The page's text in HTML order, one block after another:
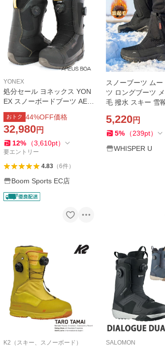
YONEX
処分セール ヨネックス YON
EX スノーボードブーツ AER
US BOA エアラス ダブルボ
ア BTARFS23 24-25 正規品
アウトレット
おトク 44%OFF価格
32,980円
12% （3,610pt）
要エントリー
4.83（6件）
Boom Sports EC店
スノーブーツ ムー
ツ ロングブーツ
毛 撥水 スキー 雪
い 冬物 ハイカット
ト
5,220円
5% （239pt）
WHISPER U
K2（スキー、スノーボード） SALOMON